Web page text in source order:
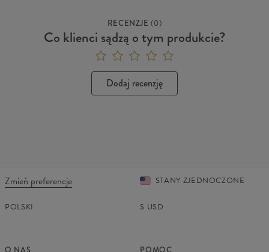
RECENZJE (0)
Co klienci sądzą o tym produkcie?
Dodaj recenzję
Zmień preferencje STANY ZJEDNOCZONE
POLSKI $ USD
O NAS POMOC